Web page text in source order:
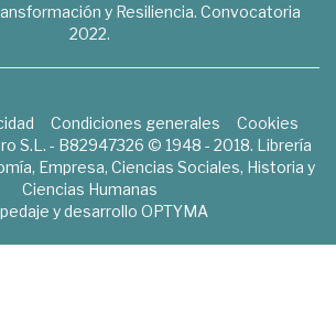
y Resiliencia. Convocatoria
2022.
Condiciones generales
Cookies
S.L. - B82947326 © 1948 - 2018. Librería
Empresa, Ciencias Sociales, Historia y
Ciencias Humanas
y desarrollo OPTYMA